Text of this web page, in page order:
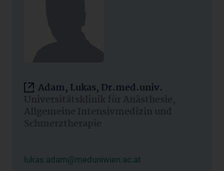
Adam, Lukas, Dr.med.univ.
Universitätsklinik für Anästhesie,
Allgemeine Intensivmedizin und
Schmerztherapie
lukas.adam@meduniwien.ac.at